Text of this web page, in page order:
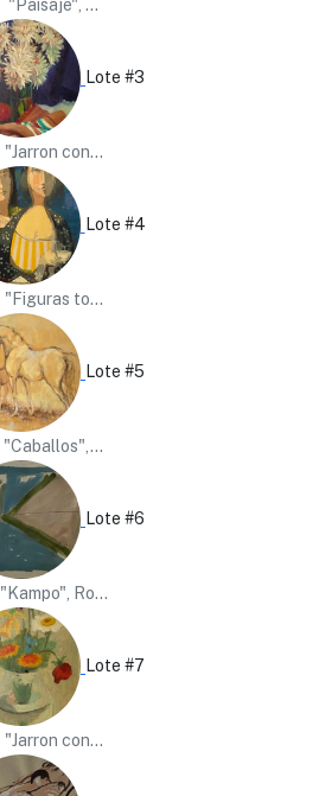
"Paisaje", ...
Lote #3
"Jarron con...
Lote #4
"Figuras to...
Lote #5
"Caballos",...
Lote #6
"Kampo", Ro...
Lote #7
"Jarron con...